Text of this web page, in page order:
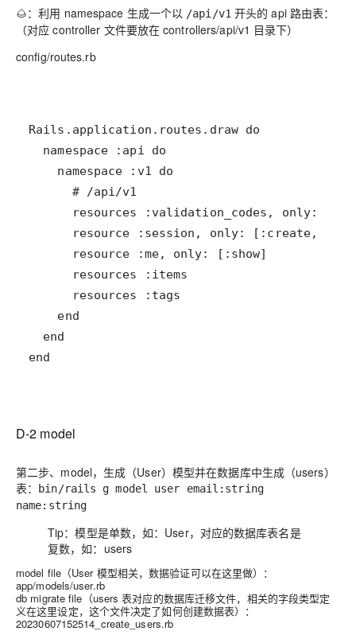
🌰：利用 namespace 生成一个以 /api/v1开头的 api 路由表：
（对应 controller 文件要放在 controllers/api/v1 目录下）
config/routes.rb
end
D-2 model
第二步、 model，生成（User）模型并在数据库中生成（users）
表：
bin/rails g model user email:string
name:string
Tip：模型是单数，如：User，对应的数据库表名是
复数，如：users
model file（User 模型相关，数据验证可以在这里做）：
app/models/user.rb
db migrate file（users 表对应的数据库迁移文件，相关的字段类型定
义在这里设定，这个文件决定了如何创建数据表）：
20230607152514_create_users.rb